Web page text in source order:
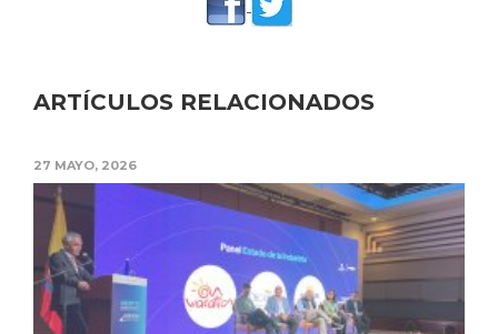
ARTÍCULOS RELACIONADOS
27 MAYO, 2026